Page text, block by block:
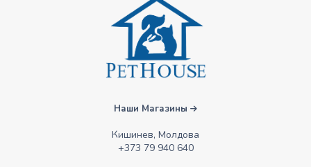
Наши Магазины
Кишинев, Молдова
+373 79 940 640